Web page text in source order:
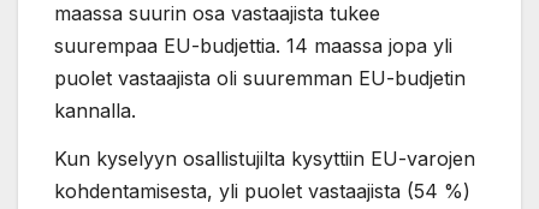
maassa suurin osa vastaajista tukee
suurempaa EU-budjettia. 14 maassa jopa yli
puolet vastaajista oli suuremman EU-budjetin
kannalla.
Kun kyselyyn osallistujilta kysyttiin EU-varojen
kohdentamisesta, yli puolet vastaajista (54 %)